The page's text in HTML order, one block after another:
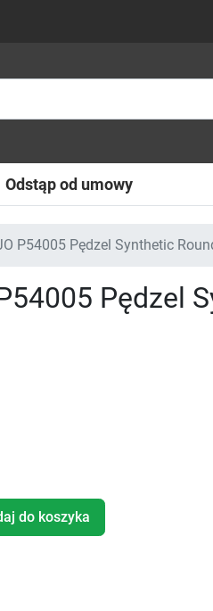
Odstąp od umowy
P54005 Pędzel Synthetic
Pędzel
do koszyka